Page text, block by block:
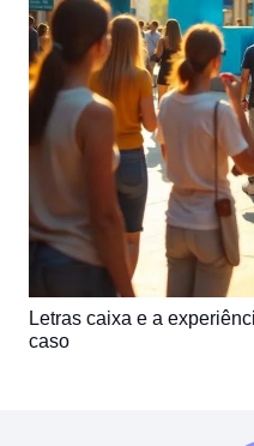
Letras caixa e a
caso